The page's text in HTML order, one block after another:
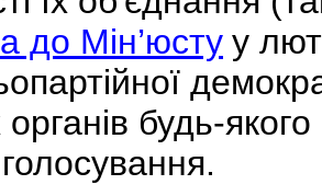
до Мін’юсту у
органів будь-